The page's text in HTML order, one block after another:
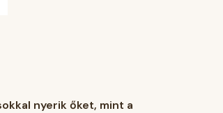
nyerik őket, mint a